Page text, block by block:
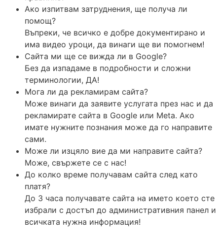
Ако изпитвам затруднения, ще получа ли
помощ?
Въпреки, че всичко е добре документирано и
има видео уроци, да винаги ще ви помогнем!
Сайта ми ще се вижда ли в Google?
Без да изпадаме в подробности и сложни
терминологии, ДА!
Мога ли да рекламирам сайта?
Може винаги да заявите услугата през нас и да
рекламирате сайта в Google или Meta. Ако
имате нужните познания може да го направите
сами.
Може ли изцяло вие да ми направите сайта?
Може, свържете се с нас!
До колко време получавам сайта след като
платя?
До 3 часа получавате сайта на името което сте
избрали с достъп до административния панел и
всичката нужна информация!